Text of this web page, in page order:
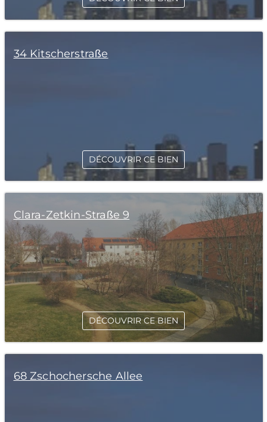
34 Kitscherstraße
DÉCOUVRIR CE BIEN
Clara-Zetkin-Straße 9
DÉCOUVRIR CE BIEN
68 Zschochersche Allee